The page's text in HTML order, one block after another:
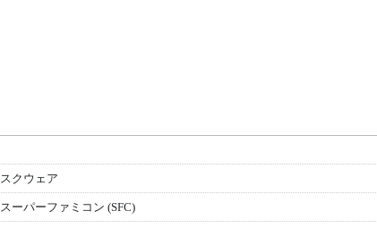
スクウェア
スーパーファミコン (SFC)